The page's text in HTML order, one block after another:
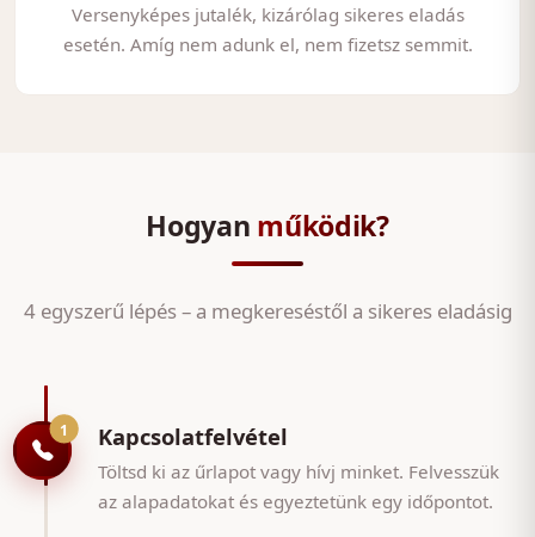
Versenyképes jutalék, kizárólag sikeres eladás
esetén. Amíg nem adunk el, nem fizetsz semmit.
Hogyan működik?
4 egyszerű lépés – a megkereséstől a sikeres eladásig
1 Kapcsolatfelvétel
Töltsd ki az űrlapot vagy hívj minket. Felvesszük
az alapadatokat és egyeztetünk egy időpontot.